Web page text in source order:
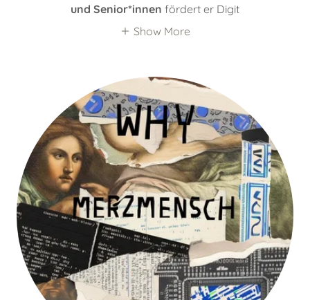
und Senior*innen fördert er Digit
Show More